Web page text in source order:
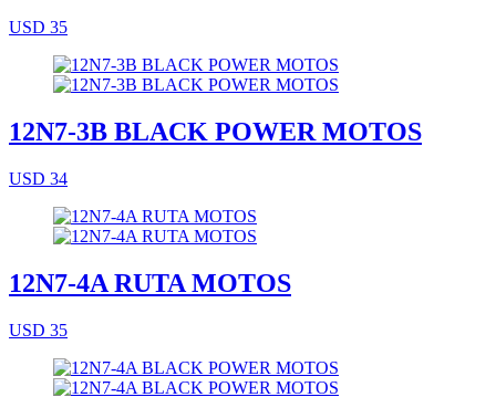
USD 35
12N7-3B BLACK POWER MOTOS
USD 34
12N7-4A RUTA MOTOS
USD 35